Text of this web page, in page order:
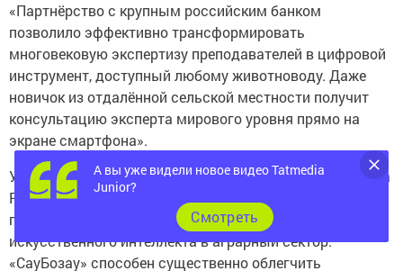
«Партнёрство с крупным российским банком
позволило эффективно трансформировать
многовековую экспертизу преподавателей в цифровой
инструмент, доступный любому животноводу. Даже
новичок из отдалённой сельской местности получит
консультацию эксперта мирового уровня прямо на
экране смартфона».
Управляющий отделением «Банк Татарстан» Сбербанка
Руслан Салимов добавил: «Результаты тестирования
подтверждают огромную перспективу внедрения
искусственного интеллекта в аграрный сектор.
«СауБозау» способен существенно облегчить
А вы уже видели новое видео Tatmedia
Junior?
Cмотреть